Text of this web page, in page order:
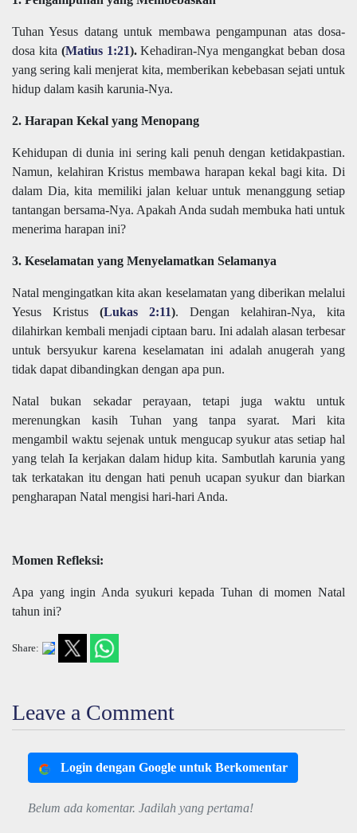
Tuhan Yesus datang untuk membawa pengampunan atas dosa-
dosa kita (Matius 1:21).Kehadiran-Nya mengangkat beban dosa
yang sering kali menjerat kita, memberikan kebebasan sejati untuk
hidup dalam kasih karunia-Nya.
2. Harapan Kekal yang Menopang
Kehidupan di dunia ini sering kali penuh dengan ketidakpastian.
Namun, kelahiran Kristus membawa harapan kekal bagi kita. Di
dalam Dia, kita memiliki jalan keluar untuk menanggung setiap
tantangan bersama-Nya. Apakah Anda sudah membuka hati untuk
menerima harapan ini?
3. Keselamatan yang Menyelamatkan Selamanya
Natal mengingatkan kita akan keselamatan yang diberikan melalui
Yesus Kristus (Lukas 2:11). Dengan kelahiran-Nya, kita
dilahirkan kembali menjadi ciptaan baru. Ini adalah alasan terbesar
untuk bersyukur karena keselamatan ini adalah anugerah yang
tidak dapat dibandingkan dengan apa pun.
Natal bukan sekadar perayaan, tetapi juga waktu untuk
merenungkan kasih Tuhan yang tanpa syarat. Mari kita
mengambil waktu sejenak untuk mengucap syukur atas setiap hal
yang telah Ia kerjakan dalam hidup kita. Sambutlah karunia yang
tak terkatakan itu dengan hati penuh ucapan syukur dan biarkan
pengharapan Natal mengisi hari-hari Anda.
Momen Refleksi:
Apa yang ingin Anda syukuri kepada Tuhan di momen Natal
tahun ini?
Share:
Leave a Comment
Login dengan Google untuk Berkomentar
Belum ada komentar. Jadilah yang pertama!